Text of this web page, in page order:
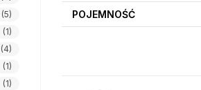
POJEMNOŚĆ
(5)
(1)
(4)
(1)
(1)